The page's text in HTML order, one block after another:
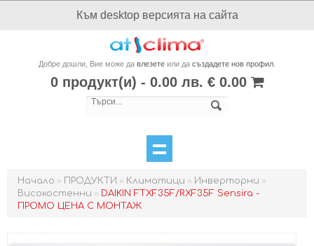
Добре дошли, Вие може да влезете или да създадете нов профил
0 продукт(и) - 0.00 лв. € 0.00
Начало » ПРОДУКТИ » Климатици » Инверторни »
Високостенни » DAIKIN FTXF35F/RXF35F Sensira -
ПРОМО ЦЕНА С МОНТАЖ
Към desktop версията на сайта